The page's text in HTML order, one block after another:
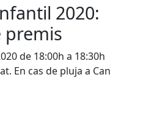
2020:
premis
de 18:00h a 18:30h
En cas de pluja a Can